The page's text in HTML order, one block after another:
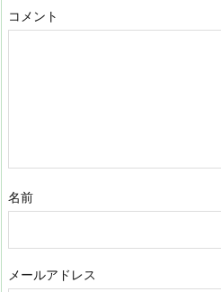
コメント
名前
メールアドレス